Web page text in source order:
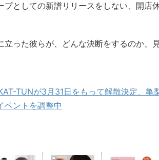
プとしての新譜リリースをしない、開店
立った彼らが、どんな決断をするのか、
TUNが3月31日をもって解散決定、亀
ベントを調整中